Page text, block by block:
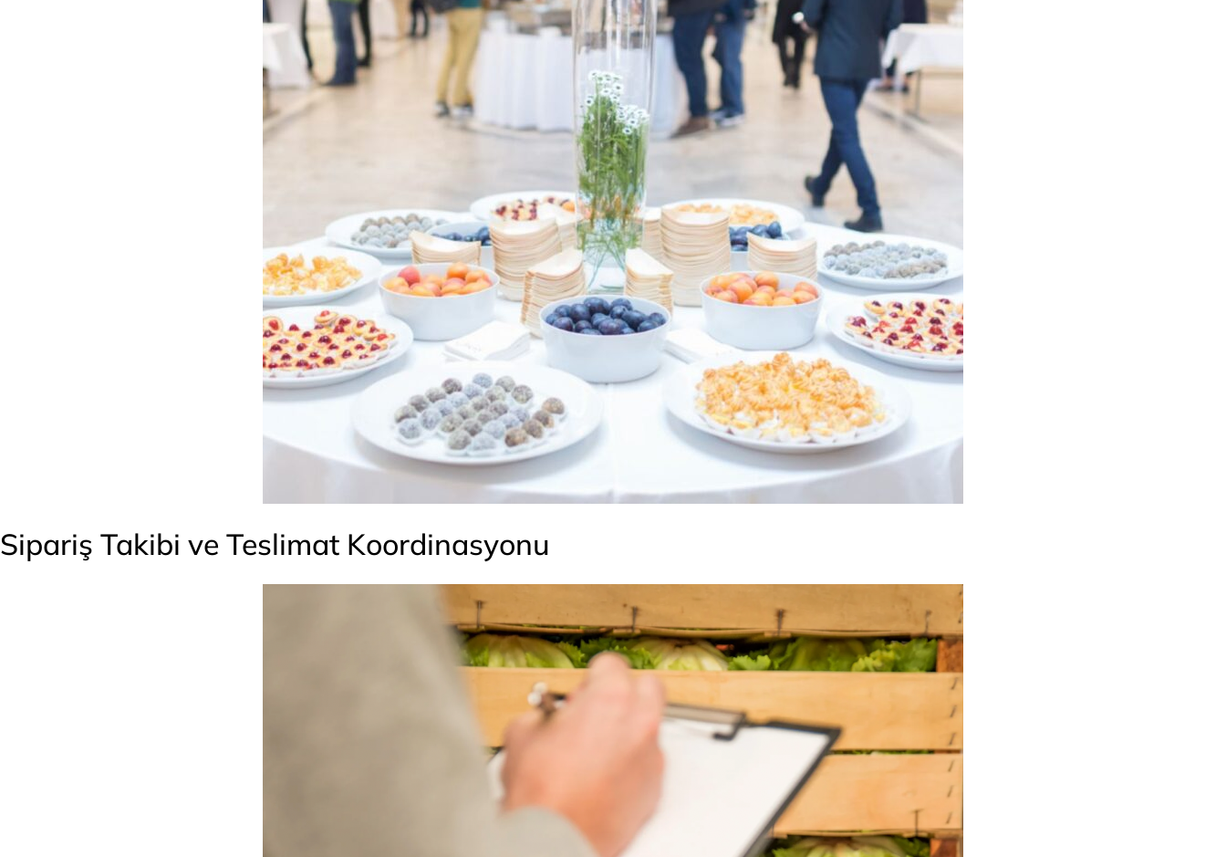
Sipariş Takibi ve Teslimat Koordinasyonu